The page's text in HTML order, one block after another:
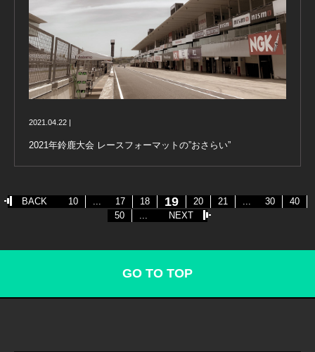
2021.04.22 |
2021年鈴鹿大会 レースフォーマットの”おさらい”
BACK 10 17 18 19 20 21 30
40
50
NEXT
GO TO TOP